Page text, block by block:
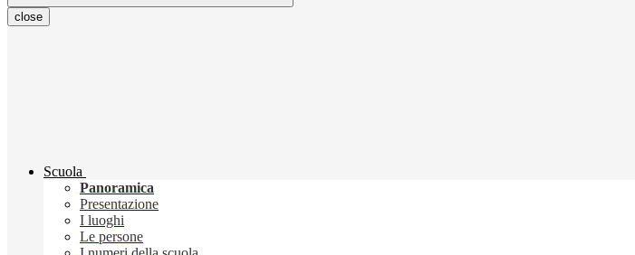
close
Scuola
Panoramica
Presentazione
I luoghi
Le persone